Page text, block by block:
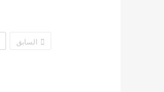
السابق